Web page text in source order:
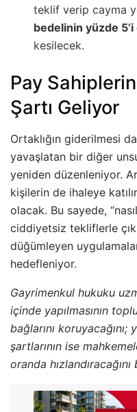
teklif verip cayma
bedelinin yüzde 5’i
kesilecek.
Pay
Şartı Geliyor
Ortaklığın giderilmesi
yavaşlatan bir diğer
yeniden düzenleniyor.
kişilerin de ihaleye
olacak. Bu sayede,
ciddiyetsiz tekliflerle
düğümleyen
hedefleniyor.
Gayrimenkul hukuku
içinde yapılmasının
bağlarını
şartlarının ise
oranda